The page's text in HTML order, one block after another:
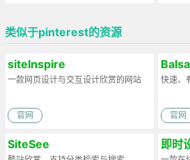
类似于pinterest的资源
siteInspire
一款网页设计与交互设计欣赏的网站
官网
快速、
官网
SiteSee 即时